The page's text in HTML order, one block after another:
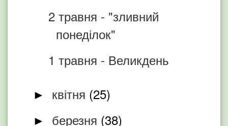
2 травня - "зливний
понеділок"
1 травня - Великдень
► квітня (25)
► березня (38)